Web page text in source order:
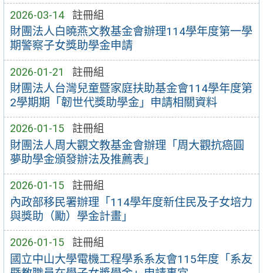
2026-03-14 註冊組
財團法人白曉燕文教基金會辦理114學年度第一學
期警察子女獎助學金申請
2026-01-21 註冊組
財團法人台灣兒童暨家庭扶助基金會114學年度第
2學期期「韌世代獎助學金」申請相關資料
2026-01-15 註冊組
財團法人周大觀文教基金會辦理「周大觀抗癌圓
夢助學金頒發辦法及推薦表」
2026-01-15 註冊組
內政部移民署辦理「114學年度新住民及子女培力
與獎助（勵）學金計畫」
2026-01-15 註冊組
國立中山大學電機工程學系系友會115年度「系友